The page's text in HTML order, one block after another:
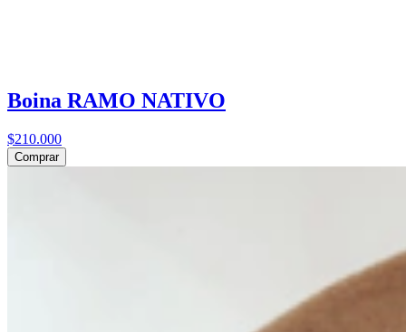
Boina RAMO NATIVO
$210.000
Comprar